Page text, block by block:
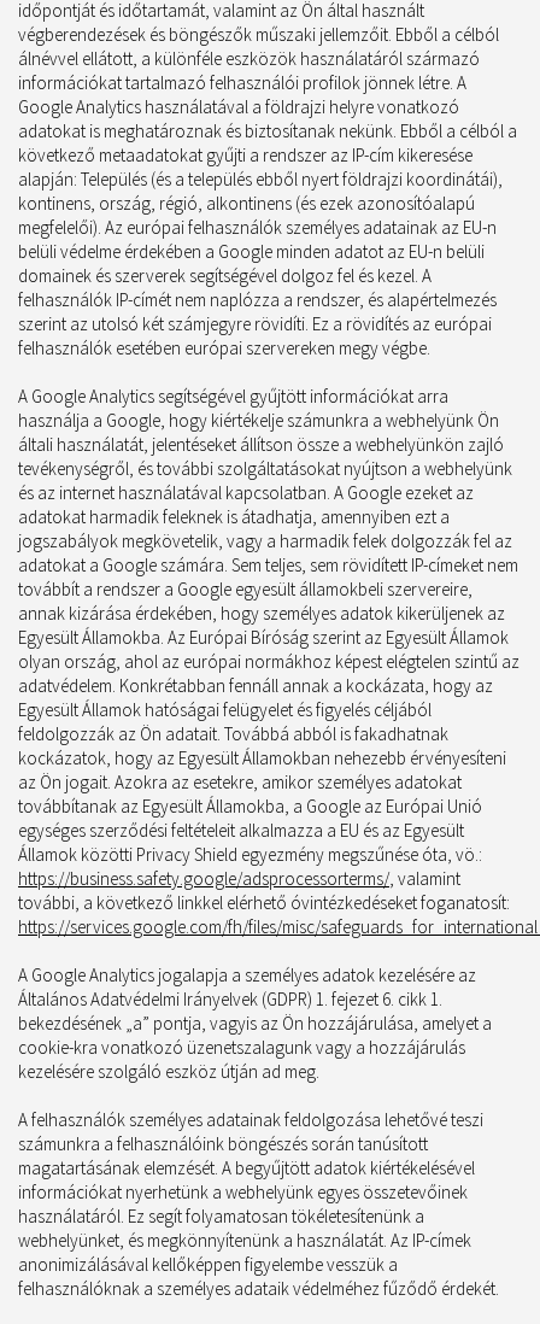
időpontját és időtartamát, valamint az Ön által használt
végberendezések és böngészők műszaki jellemzőit. Ebből a célból
álnévvel ellátott, a különféle eszközök használatáról származó
információkat tartalmazó felhasználói profilok jönnek létre. A
Google Analytics használatával a földrajzi helyre vonatkozó
adatokat is meghatároznak és biztosítanak nekünk. Ebből a célból a
következő metaadatokat gyűjti a rendszer az IP-cím kikeresése
alapján: Település (és a település ebből nyert földrajzi koordinátái),
kontinens, ország, régió, alkontinens (és ezek azonosítóalapú
megfelelői). Az európai felhasználók személyes adatainak az EU-n
belüli védelme érdekében a Google minden adatot az EU-n belüli
domainek és szerverek segítségével dolgoz fel és kezel. A
felhasználók IP-címét nem naplózza a rendszer, és alapértelmezés
szerint az utolsó két számjegyre rövidíti. Ez a rövidítés az európai
felhasználók esetében európai szervereken megy végbe.
A Google Analytics segítségével gyűjtött információkat arra
használja a Google, hogy kiértékelje számunkra a webhelyünk Ön
általi használatát, jelentéseket állítson össze a webhelyünkön zajló
tevékenységről, és további szolgáltatásokat nyújtson a webhelyünk
és az internet használatával kapcsolatban. A Google ezeket az
adatokat harmadik feleknek is átadhatja, amennyiben ezt a
jogszabályok megkövetelik, vagy a harmadik felek dolgozzák fel az
adatokat a Google számára. Sem teljes, sem rövidített IP-címeket nem
továbbít a rendszer a Google egyesült államokbeli szervereire,
annak kizárása érdekében, hogy személyes adatok kikerüljenek az
Egyesült Államokba. Az Európai Bíróság szerint az Egyesült Államok
olyan ország, ahol az európai normákhoz képest elégtelen szintű az
adatvédelem. Konkrétabban fennáll annak a kockázata, hogy az
Egyesült Államok hatóságai felügyelet és figyelés céljából
feldolgozzák az Ön adatait. Továbbá abból is fakadhatnak
kockázatok, hogy az Egyesült Államokban nehezebb érvényesíteni
az Ön jogait. Azokra az esetekre, amikor személyes adatokat
továbbítanak az Egyesült Államokba, a Google az Európai Unió
egységes szerződési feltételeit alkalmazza a EU és az Egyesült
Államok közötti Privacy Shield egyezmény megszűnése óta, vö.:
https://business.safety.google/adsprocessorterms/, valamint
további, a következő linkkel elérhető óvintézkedéseket foganatosít:
https://services.google.com/fh/files/misc/
A Google Analytics jogalapja a személyes adatok kezelésére az
Általános Adatvédelmi Irányelvek (GDPR) 1. fejezet 6. cikk 1.
bekezdésének „a” pontja, vagyis az Ön hozzájárulása, amelyet a
cookie-kra vonatkozó üzenetszalagunk vagy a hozzájárulás
kezelésére szolgáló eszköz útján ad meg.
A felhasználók személyes adatainak feldolgozása lehetővé teszi
számunkra a felhasználóink böngészés során tanúsított
magatartásának elemzését. A begyűjtött adatok kiértékelésével
információkat nyerhetünk a webhelyünk egyes összetevőinek
használatáról. Ez segít folyamatosan tökéletesítenünk a
webhelyünket, és megkönnyítenünk a használatát. Az IP-címek
anonimizálásával kellőképpen figyelembe vesszük a
felhasználóknak a személyes adataik védelméhez fűződő érdekét.